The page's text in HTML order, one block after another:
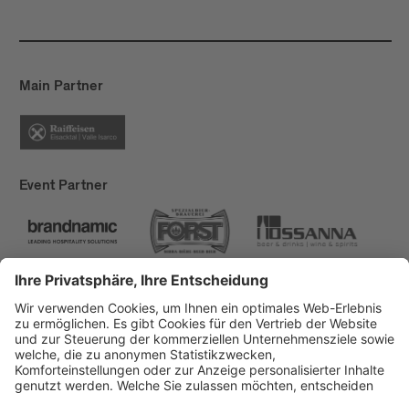
Main Partner
Event Partner
Brixen Tourismus
Privacy
Impressum Förderungen